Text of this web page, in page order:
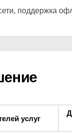
поддержка
услуг